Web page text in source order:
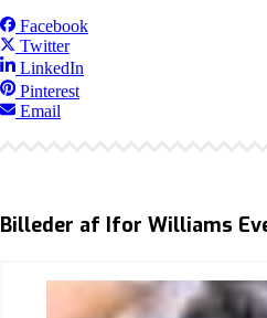
Facebook
Twitter
LinkedIn
Pinterest
Email
Billeder af Ifor Williams